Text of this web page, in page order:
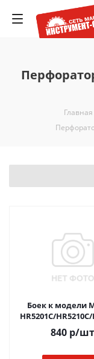
Боек к модели
HR5201C/
840 р/шт